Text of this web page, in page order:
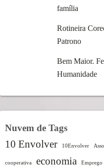
família
Rotineira
Patrono
Bem Maior.
Humanidade
Nuvem de Tags
10 Envolver 10Envolver
cooperativa economia Emprego